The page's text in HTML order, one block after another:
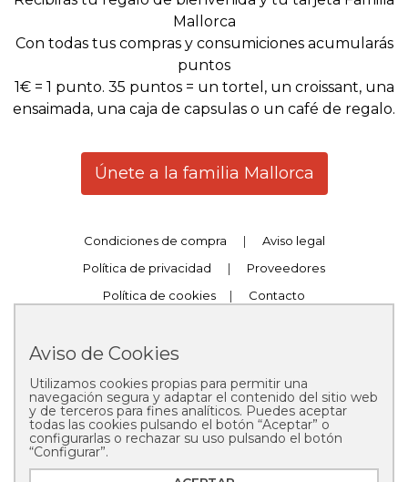
Mallorca
Con todas tus compras y consumiciones acumularás
puntos
1€ = 1 punto. 35 puntos = un tortel, un croissant, una
ensaimada, una caja de capsulas o un café de regalo.
Únete a la familia Mallorca
Condiciones de compra |
Aviso legal
Política de privacidad
|
Proveedores
Política de cookies
|
Contacto
Copyright © 2025 Pastelería Mallorca
Aviso de Cookies
Utilizamos cookies propias para permitir una
navegación segura y adaptar el contenido del sitio web
y de terceros para fines analíticos. Puedes aceptar
todas las cookies pulsando el botón “Aceptar” o
configurarlas o rechazar su uso pulsando el botón
“Configurar”.